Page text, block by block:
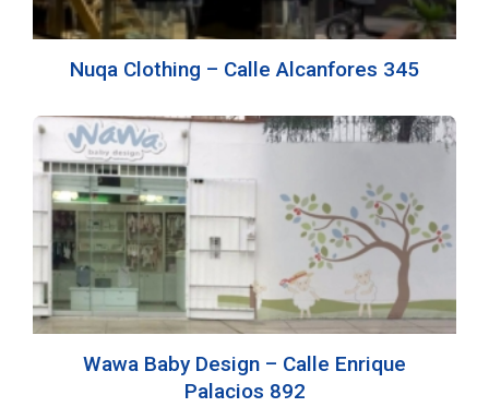
Nuqa Clothing – Calle Alcanfores 345
Wawa Baby Design – Calle Enrique
Palacios 892